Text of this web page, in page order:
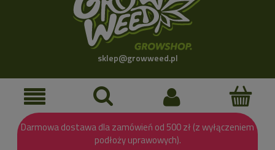
sklep@growweed.pl
Darmowa dostawa dla zamówień od 500 zł (z wyłączeniem
podłoży uprawowych).